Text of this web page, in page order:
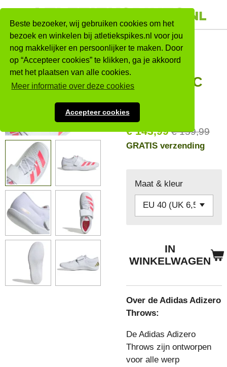
Beste bezoeker, wij gebruiken cookies om het
bezoek en winkelen bij atletiekspikes.nl voor jou
nog makkelijker en persoonlijker te maken. Door
op “Accepteer cookies” te klikken, ga je akkoord
met het plaatsen van alle cookies.
Meer informatie over deze cookies
Accepteer cookies
Ga
direct
naar
de
hoofdinhoud
Adidas
Adizero
Throws WC
€ 143,99 € 159,99
GRATIS verzending
Maat & kleur
IN
WINKELWAGEN
Over de Adidas Adizero
Throws:
De Adidas Adizero
Throws zijn ontworpen
voor alle werp